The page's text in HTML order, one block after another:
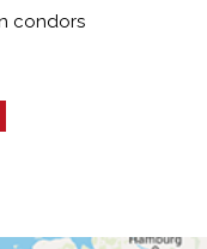
condors